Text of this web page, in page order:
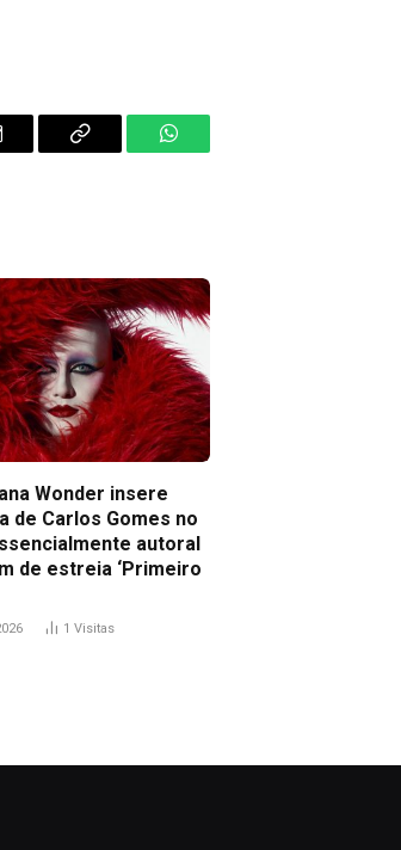
Copy
WhatsApp
Wonder insere
de Carlos Gomes no
autoral
de estreia ‘Primeiro
1 Visitas